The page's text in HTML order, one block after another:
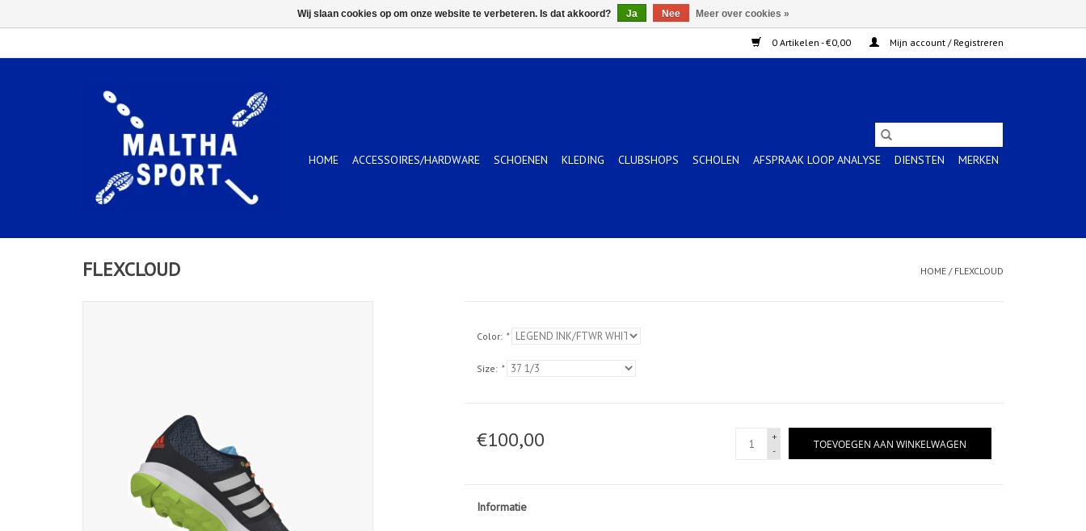
0 Artikelen - €0,00 Mijn account / Registreren
HOME ACCESSOIRES/HARDWARE SCHOENEN KLEDING CLUBSHOPS SCHOLEN AFSPRAAK LOOP ANALYSE DIENSTEN MERKEN
FLEXCLOUD HOME / FLEXCLOUD
Color: *
Size: *
€100,00
+
-
TOEVOEGEN AAN WINKELWAGEN
Informatie
Wij slaan cookies op om onze website te verbeteren. Is dat akkoord? Ja Nee Meer over cookies »